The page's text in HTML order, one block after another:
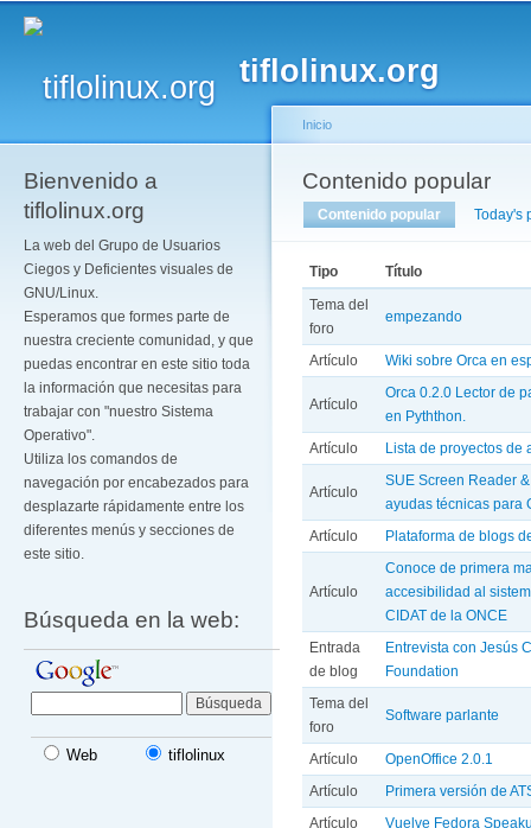
tiflolinux.org
Bienvenido a
tiflolinux.org
La web del Grupo de Usuarios
Ciegos y Deficientes visuales de
GNU/Linux.
Esperamos que formes parte de
nuestra creciente comunidad, y que
puedas encontrar en este sitio toda
la información que necesitas para
trabajar con "nuestro Sistema
Operativo".
Utiliza los comandos de
navegación por encabezados para
desplazarte rápidamente entre los
diferentes menús y secciones de
este sitio.
Búsqueda en la web:
Web tiflolinux
Se encuentra usted
Inicio
Contenido popular
Solapas principales
Contenido popular (solapaToday's
Tipo
Título
Tema del
foro
empezando
Artículo Wiki sobre Orca en
Artículo
Orca 0.2.0 Lector de
en Pyththon.
Artículo
Lista de proyectos de
Artículo
SUE Screen Reader
ayudas técnicas para
Artículo
Plataforma de blogs
Artículo
Conoce de primera
accesibilidad al
CIDAT de la ONCE
Entrada
de blog
Entrevista con Jesús
Foundation
Tema del
foro
Software parlante
Artículo
OpenOffice 2.0.1
Artículo
Primera versión de
Artículo
Vuelve Fedora